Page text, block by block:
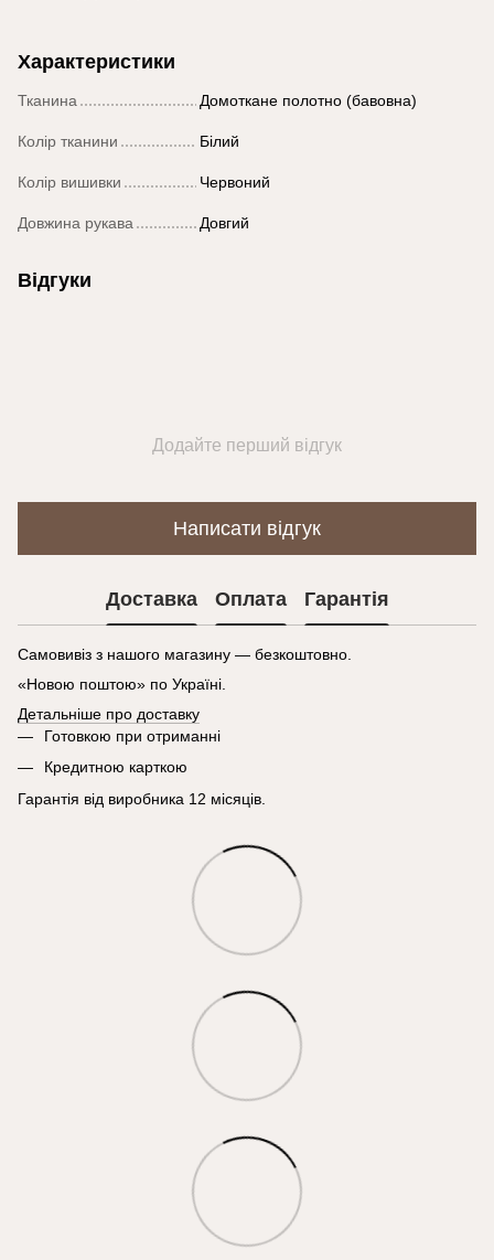
Характеристики
Тканина Домоткане полотно (бавовна)
Колір тканини Білий
Колір вишивки Червоний
Довжина рукава Довгий
Відгуки
Додайте перший відгук
Написати відгук
Доставка Оплата Гарантія
Самовивіз з нашого магазину — безкоштовно.
«Новою поштою» по Україні.
Детальніше про доставку
Готовкою при отриманні
Кредитною карткою
Гарантія від виробника 12 місяців.